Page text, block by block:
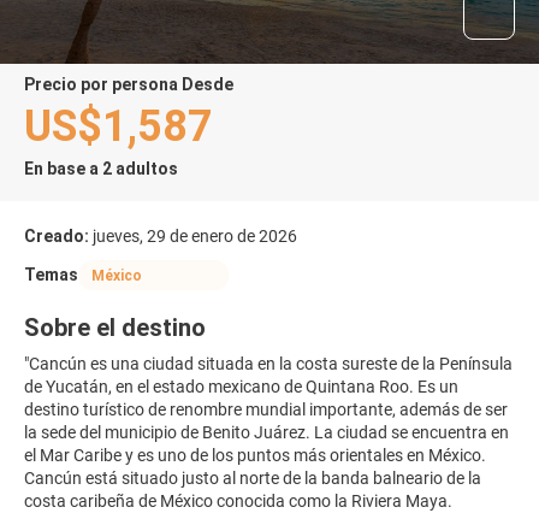
precio por persona Desde
US$1,587
En base a 2 adultos
Creado: jueves, 29 de enero de 2026
Temas
México
Sobre el destino
"Cancún es una ciudad situada en la costa sureste de la Península
de Yucatán, en el estado mexicano de Quintana Roo. Es un
destino turístico de renombre mundial importante, además de ser
la sede del municipio de Benito Juárez. La ciudad se encuentra en
el Mar Caribe y es uno de los puntos más orientales en México.
Cancún está situado justo al norte de la banda balneario de la
costa caribeña de México conocida como la Riviera Maya.